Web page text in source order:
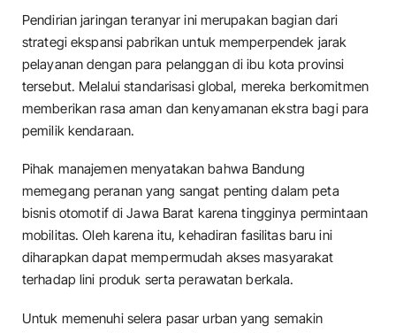
​Pendirian jaringan teranyar ini merupakan bagian dari
strategi ekspansi pabrikan untuk memperpendek jarak
pelayanan dengan para pelanggan di ibu kota provinsi
tersebut. Melalui standarisasi global, mereka berkomitmen
memberikan rasa aman dan kenyamanan ekstra bagi para
pemilik kendaraan.
​Pihak manajemen menyatakan bahwa Bandung
memegang peranan yang sangat penting dalam peta
bisnis otomotif di Jawa Barat karena tingginya permintaan
mobilitas. Oleh karena itu, kehadiran fasilitas baru ini
diharapkan dapat mempermudah akses masyarakat
terhadap lini produk serta perawatan berkala.
​Untuk memenuhi selera pasar urban yang semakin